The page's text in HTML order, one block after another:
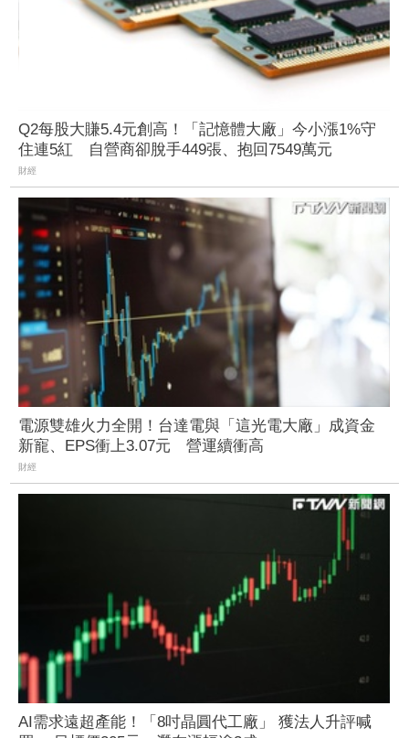
Q2每股大賺5.4元創高！「記憶體大廠」今小漲1%守
住連5紅 自營商卻脫手449張、抱回7549萬元
財經
電源雙雄火力全開！台達電與「這光電大廠」成資金
新寵、EPS衝上3.07元 營運續衝高
財經
AI需求遠超產能！「8吋晶圓代工廠」 獲法人升評喊